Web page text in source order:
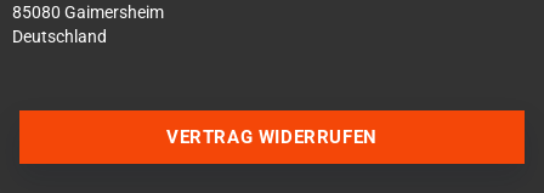
85080 Gaimersheim
Deutschland
Über WhatsApp schreiben
VERTRAG WIDERRUFEN